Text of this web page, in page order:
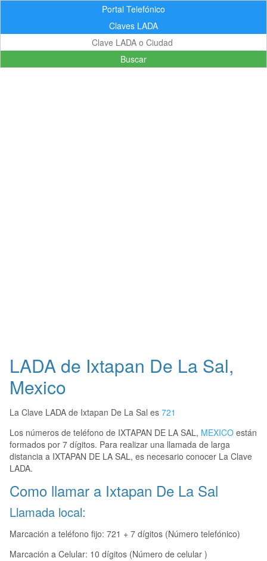
Portal Telefónico
Claves LADA
Buscar
LADA de Ixtapan De La Sal,
Mexico
La Clave LADA de Ixtapan De La Sal es 721
Los números de teléfono de IXTAPAN DE LA SAL, MEXICO están
formados por 7 dígitos. Para realizar una llamada de larga
distancia a IXTAPAN DE LA SAL, es necesario conocer La Clave
LADA.
Como llamar a Ixtapan De La Sal
Llamada local:
Marcación a teléfono fijo: 721 + 7 dígitos (Número telefónico)
Marcación a Celular: 10 dígitos (Número de celular )